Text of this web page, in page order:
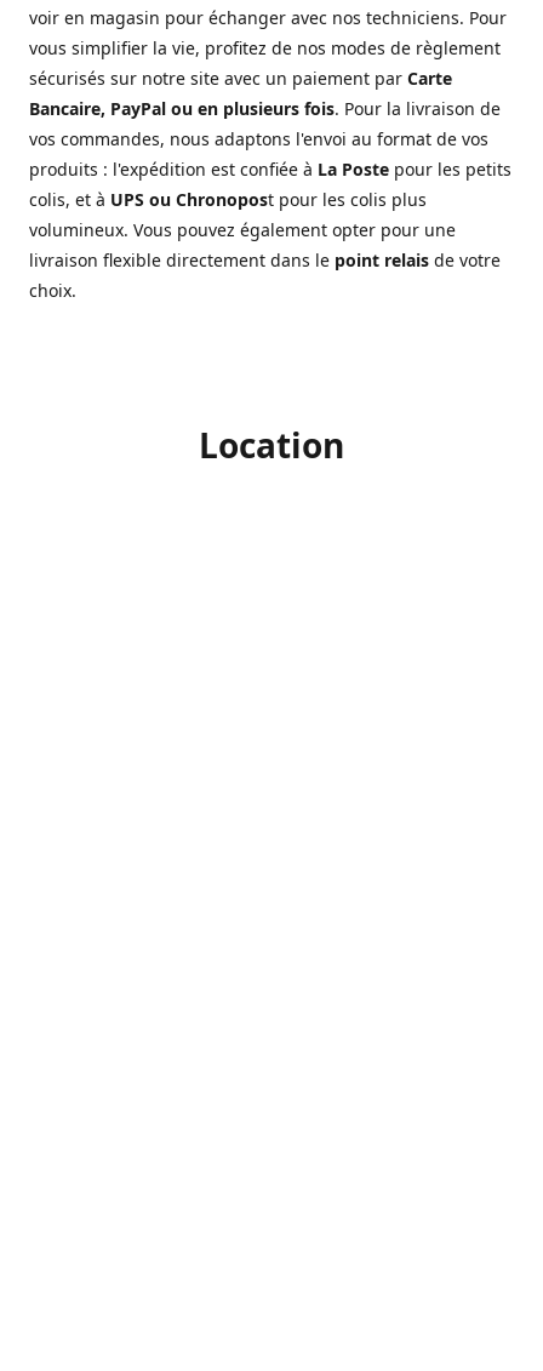
voir en magasin pour échanger avec nos techniciens. Pour
vous simplifier la vie, profitez de nos modes de règlement
sécurisés sur notre site avec un paiement par Carte
Bancaire, PayPal ou en plusieurs fois. Pour la livraison de
vos commandes, nous adaptons l'envoi au format de vos
produits : l'expédition est confiée à La Poste pour les petits
colis, et à UPS ou Chronopost pour les colis plus
volumineux. Vous pouvez également opter pour une
livraison flexible directement dans le point relais de votre
choix.
Location